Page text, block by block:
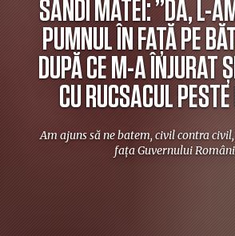
SANDI MATEI: ”DA, L-
PUMNUL ÎN FAȚĂ PE
DUPĂ CE M-A ÎNJURAT
CU RUCSACUL
Am ajuns să ne batem, civil contra
fața Guvernului